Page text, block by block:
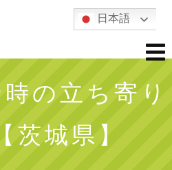
日本語
の立ち寄り
茨城県】